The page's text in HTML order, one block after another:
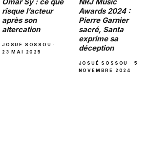
Omar Sy : ce que
risque l’acteur
après son
altercation
JOSUÉ SOSSOU ·
23 MAI 2025
NRJ Music
Awards 2024 :
Pierre Garnier
sacré, Santa
exprime sa
déception
JOSUÉ SOSSOU · 5
NOVEMBRE 2024